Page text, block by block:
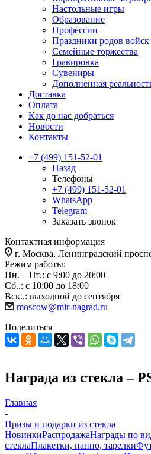
Настольные игры
Образование
Профессии
Праздники родов войск
Семейные торжества
Гравировка
Сувениры
Дополненная
Доставка
Оплата
Как до нас добраться
Новости
Контакты
+7 (499) 151-52-01
Назад
Телефоны
+7 (499) 151-52-01
WhatsApp
Telegram
Заказать звонок
Контактная информация
г. Москва, Ленинградский
Режим работы:
Пн. – Пт.: с 9:00 до 20:00
Сб..: с 10:00 до 18:00
Вск..: выходной до сентября
moscow@mir-nagrad.ru
Поделиться
Награда из стекла –
Главная
-
Призы и подарки из стекла
НовинкиРаспродажаНаграды по
стеклаПлакетки, панно, тарелки